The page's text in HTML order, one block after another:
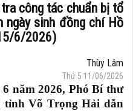
công tác chuẩn bị tổ
ngày sinh đồng chí Hồ
6/2026)
Thùy Lâm
Thứ 5 11/06/2026
năm 2026, Phó Bí thư
tỉnh Võ Trọng Hảidẫn